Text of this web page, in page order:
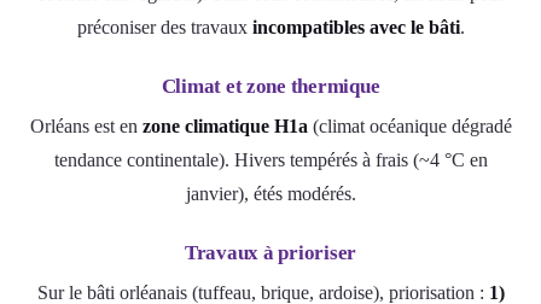
préconiser des travaux incompatibles avec le bâti.
Climat et zone thermique
Orléans est en zone climatique H1a (climat océanique dégradé
tendance continentale). Hivers tempérés à frais (~4 °C en
janvier), étés modérés.
Travaux à prioriser
Sur le bâti orléanais (tuffeau, brique, ardoise), priorisation : 1)